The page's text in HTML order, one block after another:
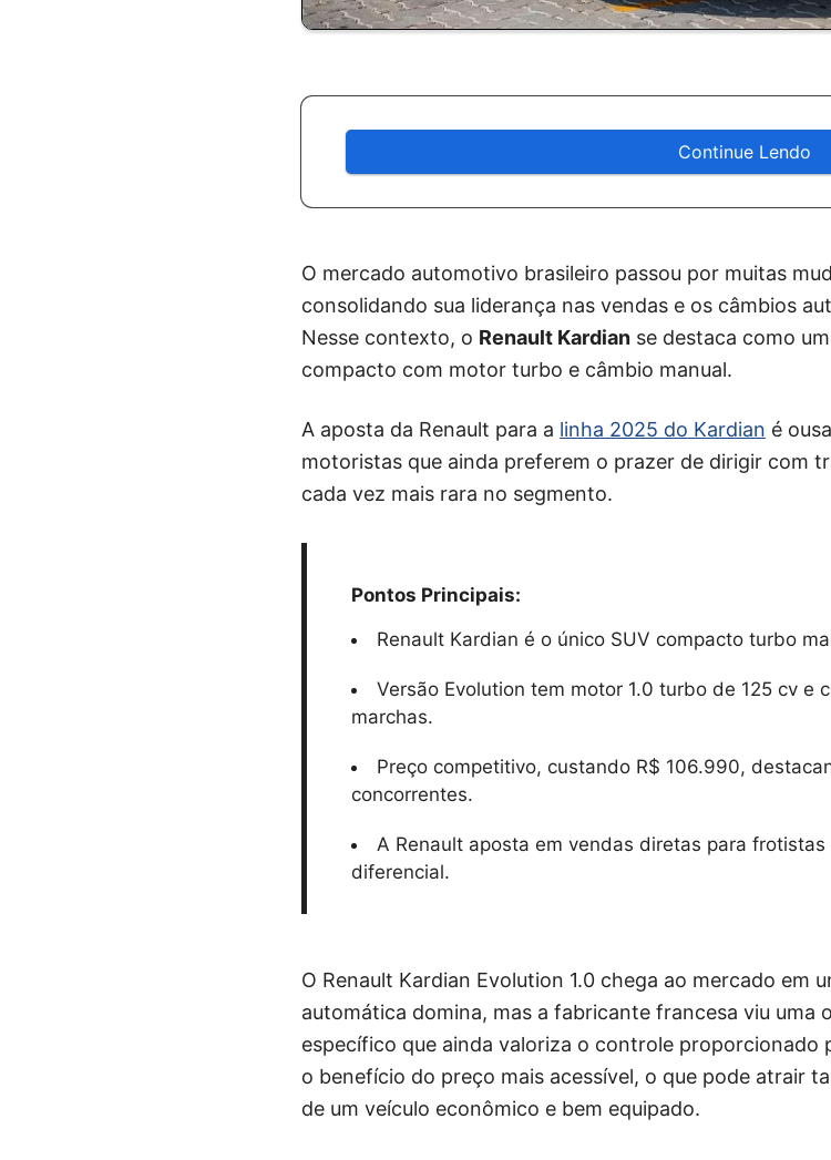
Continue Lendo
O mercado automotivo brasileiro passou por muitas
consolidando sua liderança nas vendas e os câmbios
Nesse contexto, o Renault Kardian se destaca como
compacto com motor turbo e câmbio manual.
A aposta da Renault para a linha 2025 do Kardian é
motoristas que ainda preferem o prazer de dirigir com
cada vez mais rara no segmento.
Pontos Principais:
Renault Kardian é o único SUV compacto turbo
Versão Evolution tem motor 1.0 turbo de 125 cv e
marchas.
Preço competitivo, custando R$ 106.990,
concorrentes.
A Renault aposta em vendas diretas para
diferencial.
O Renault Kardian Evolution 1.0 chega ao mercado em
automática domina, mas a fabricante francesa viu uma
específico que ainda valoriza o controle proporcionado
o benefício do preço mais acessível, o que pode atrair
de um veículo econômico e bem equipado.